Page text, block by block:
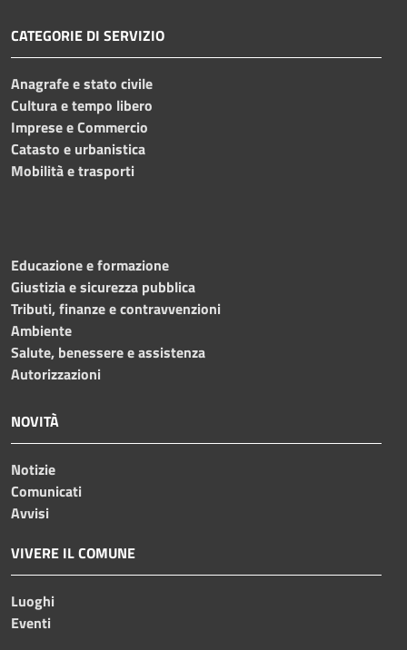
CATEGORIE DI SERVIZIO
Anagrafe e stato civile
Cultura e tempo libero
Imprese e Commercio
Catasto e urbanistica
Mobilità e trasporti
Educazione e formazione
Giustizia e sicurezza pubblica
Tributi, finanze e contravvenzioni
Ambiente
Salute, benessere e assistenza
Autorizzazioni
NOVITÀ
Notizie
Comunicati
Avvisi
VIVERE IL COMUNE
Luoghi
Eventi